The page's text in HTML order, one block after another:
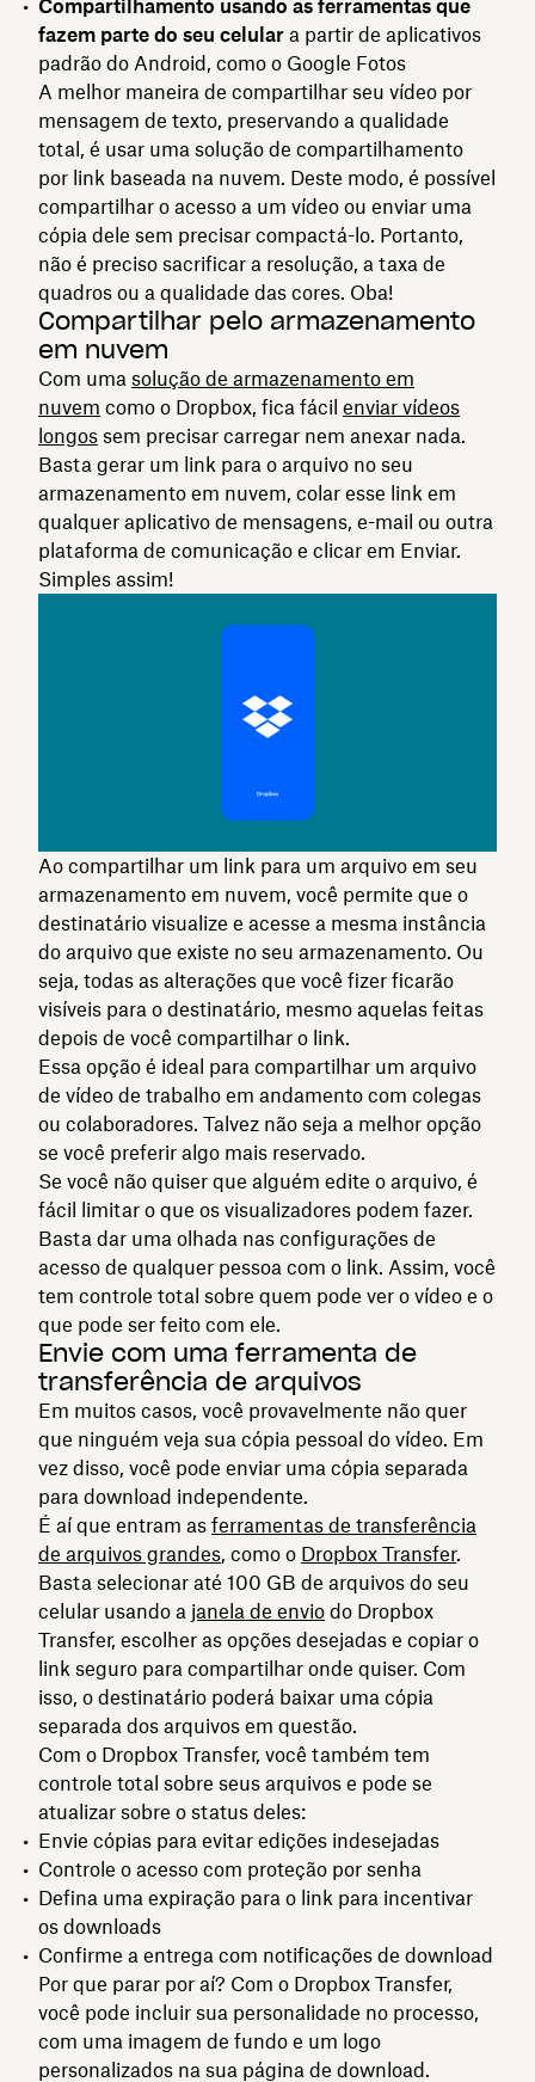
Compartilhamento usando as ferramentas que
fazem parte do seu celular a partir de aplicativos
padrão do Android, como o Google Fotos
A melhor maneira de compartilhar seu vídeo por
mensagem de texto, preservando a qualidade
total, é usar uma solução de compartilhamento
por link baseada na nuvem. Deste modo, é possível
compartilhar o acesso a um vídeo ou enviar uma
cópia dele sem precisar compactá-lo. Portanto,
não é preciso sacrificar a resolução, a taxa de
quadros ou a qualidade das cores. Oba!
Compartilhar pelo armazenamento
em nuvem
Com uma solução de armazenamento em
nuvem como o Dropbox, fica fácil enviar vídeos
longos sem precisar carregar nem anexar nada.
Basta gerar um link para o arquivo no seu
armazenamento em nuvem, colar esse link em
qualquer aplicativo de mensagens, e-mail ou outra
plataforma de comunicação e clicar em Enviar.
Simples assim!
Ao compartilhar um link para um arquivo em seu
armazenamento em nuvem, você permite que o
destinatário visualize e acesse a mesma instância
do arquivo que existe no seu armazenamento. Ou
seja, todas as alterações que você fizer ficarão
visíveis para o destinatário, mesmo aquelas feitas
depois de você compartilhar o link.
Essa opção é ideal para compartilhar um arquivo
de vídeo de trabalho em andamento com colegas
ou colaboradores. Talvez não seja a melhor opção
se você preferir algo mais reservado.
Se você não quiser que alguém edite o arquivo, é
fácil limitar o que os visualizadores podem fazer.
Basta dar uma olhada nas configurações de
acesso de qualquer pessoa com o link. Assim, você
tem controle total sobre quem pode ver o vídeo e o
que pode ser feito com ele.
Envie com uma ferramenta de
transferência de arquivos
Em muitos casos, você provavelmente não quer
que ninguém veja sua cópia pessoal do vídeo. Em
vez disso, você pode enviar uma cópia separada
para download independente.
É aí que entram as ferramentas de transferência
de arquivos grandes, como o Dropbox Transfer.
Basta selecionar até 100 GB de arquivos do seu
celular usando a janela de envio do Dropbox
Transfer, escolher as opções desejadas e copiar o
link seguro para compartilhar onde quiser. Com
isso, o destinatário poderá baixar uma cópia
separada dos arquivos em questão.
Com o Dropbox Transfer, você também tem
controle total sobre seus arquivos e pode se
atualizar sobre o status deles:
Envie cópias para evitar edições indesejadas
Controle o acesso com proteção por senha
Defina uma expiração para o link para incentivar
os downloads
Confirme a entrega com notificações de download
Por que parar por aí? Com o Dropbox Transfer,
você pode incluir sua personalidade no processo,
com uma imagem de fundo e um logo
personalizados na sua página de download.